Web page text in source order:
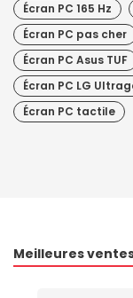
Écran PC 165 Hz
Écran PC pas cher
Écran PC Asus TUF
Écran PC LG
Écran PC tactile
Meilleures